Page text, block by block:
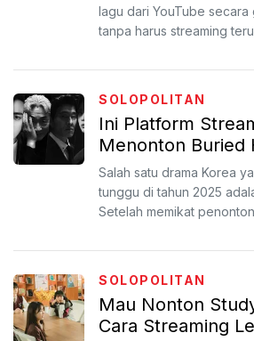
lagu dari YouTube secara
tanpa harus streaming
SOLOPOLITAN
Ini Platform
Menonton Buried
dan Legal
Salah satu drama Korea
tunggu di tahun 2025
Setelah memikat
SOLOPOLITAN
Mau Nonton
Cara Streaming